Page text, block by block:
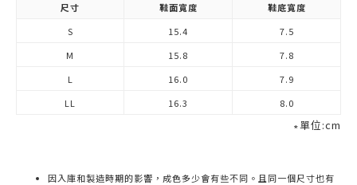
尺寸 鞋面寬度
鞋底寬度
S
15.4
7.5
M
15.8
7.8
L
16.0
7.9
LL
16.3 8.0
∗單位:cm
因入庫和製造時期的影響，成色多少會有些不同。且同一個尺寸也有